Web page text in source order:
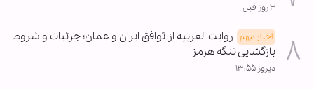
۳ روز قبل
اخبار مهم روایت العربیه از توافق ایران و عمان؛ جزئیات و شروط
بازگشایی تنگه هرمز
دیروز ۱۳:۵۵